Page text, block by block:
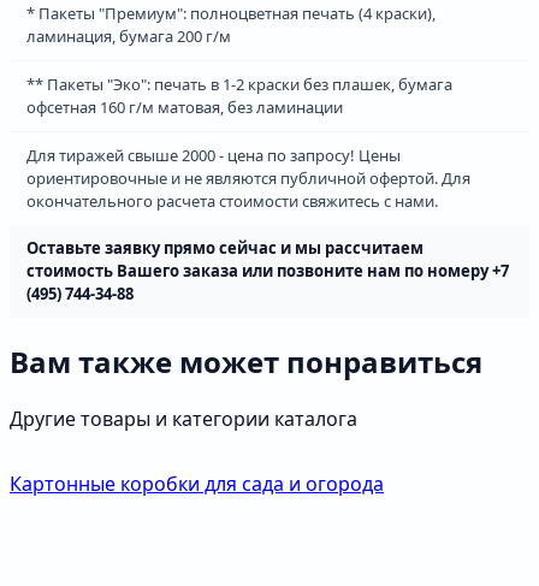
* Пакеты "Премиум": полноцветная печать (4 краски),
ламинация, бумага 200 г/м
** Пакеты "Эко": печать в 1-2 краски без плашек, бумага
офсетная 160 г/м матовая, без ламинации
Для тиражей свыше 2000 - цена по запросу! Цены
ориентировочные и не являются публичной офертой. Для
окончательного расчета стоимости свяжитесь с нами.
Оставьте заявку прямо сейчас и мы рассчитаем
cтоимость Вашего заказа или позвоните нам по номеру +7
(495) 744-34-88
Вам также может понравиться
Другие товары и категории каталога
Картонные коробки для сада и огорода